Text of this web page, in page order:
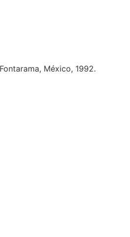
México, 1992.